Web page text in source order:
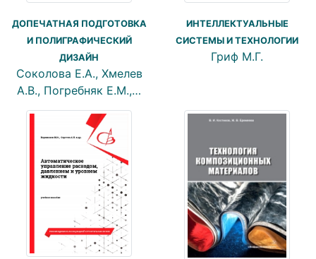
ДОПЕЧАТНАЯ ПОДГОТОВКА
И ПОЛИГРАФИЧЕСКИЙ
ДИЗАЙН
Соколова Е.А., Хмелев
А.В., Погребняк Е.М.,…
ИНТЕЛЛЕКТУАЛЬНЫЕ
СИСТЕМЫ И ТЕХНОЛОГИИ
Гриф М.Г.